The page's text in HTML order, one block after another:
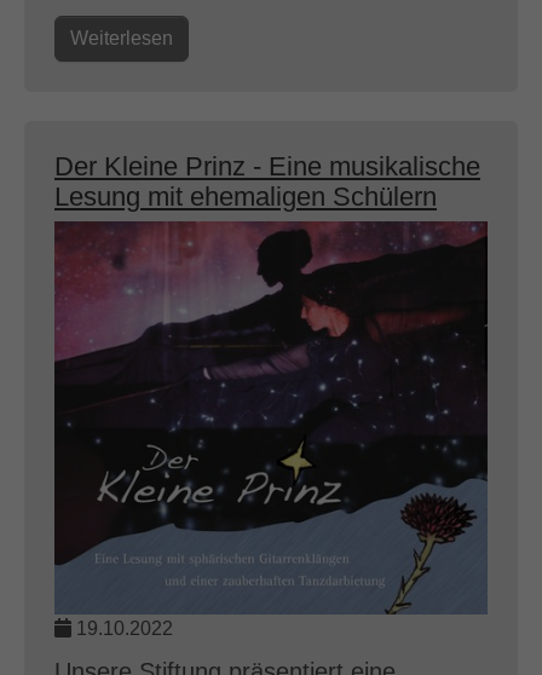
Weiterlesen
Der Kleine Prinz - Eine musikalische
Lesung mit ehemaligen Schülern
19.10.2022